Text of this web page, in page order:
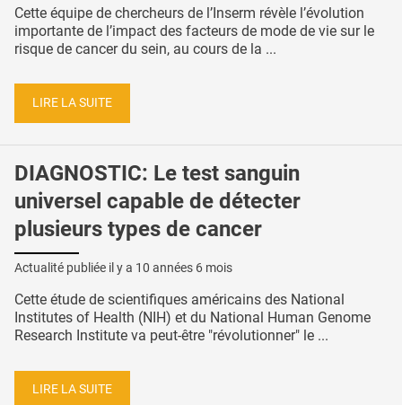
Cette équipe de chercheurs de l’Inserm révèle l’évolution
importante de l’impact des facteurs de mode de vie sur le
risque de cancer du sein, au cours de la ...
LIRE LA SUITE
DIAGNOSTIC: Le test sanguin
universel capable de détecter
plusieurs types de cancer
Actualité publiée il y a 10 années 6 mois
Cette étude de scientifiques américains des National
Institutes of Health (NIH) et du National Human Genome
Research Institute va peut-être "révolutionner" le ...
LIRE LA SUITE